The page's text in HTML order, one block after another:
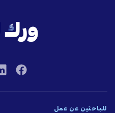
للباحثين عن عمل